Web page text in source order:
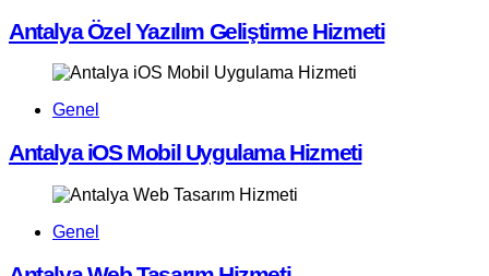
Antalya Özel Yazılım Geliştirme Hizmeti
Genel
Antalya iOS Mobil Uygulama Hizmeti
Genel